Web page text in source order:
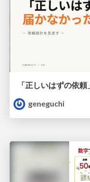
「正しいはずの依
geneguchi